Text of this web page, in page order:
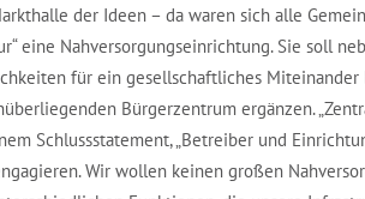
der Ideen – da waren sich alle
eine Nahversorgungseinrichtung. Sie soll
für ein gesellschaftliches
Bürgerzentrum ergänzen.
Schlussstatement, „Betreiber und
Wir wollen keinen großen